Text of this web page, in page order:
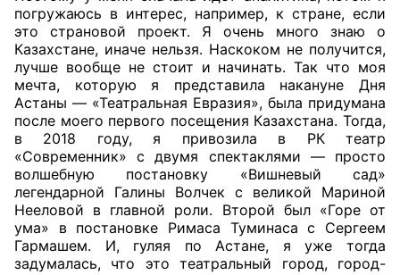
погружаюсь в интерес, например, к стране, если
это страновой проект. Я очень много знаю о
Казахстане, иначе нельзя. Наскоком не получится,
лучше вообще не стоит и начинать. Так что моя
мечта, которую я представила накануне Дня
Астаны — «Театральная Евразия», была придумана
после моего первого посещения Казахстана. Тогда,
в 2018 году, я привозила в РК театр
«Современник» с двумя спектаклями — просто
волшебную постановку «Вишневый сад»
легендарной Галины Волчек с великой Мариной
Нееловой в главной роли. Второй был «Горе от
ума» в постановке Римаса Туминаса с Сергеем
Гармашем. И, гуляя по Астане, я уже тогда
задумалась, что это театральный город, город-